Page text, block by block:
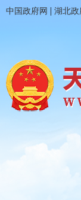
中国政府网 | 湖北政